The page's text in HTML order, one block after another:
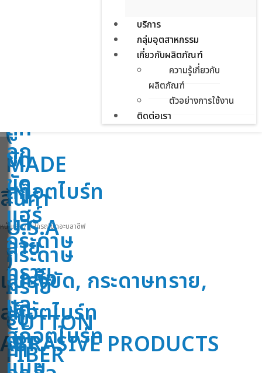
บริการ
กลุ่มอุตสาหกรรม
เกี่ยวกับผลิตภัณฑ์
ความรู้เกี่ยวกับ
ผลิตภัณฑ์
ตัวอย่างการใช้งาน
ติดต่อเรา
สินค้า
หน้าแรก/ อุปกรณ์ขัดอะบลาซีฟ
แปรงขัด, กระดาษทราย,
สก็อตไบร์ท
ABRASIVE PRODUCTS
(
MADE
IN
U.S.A
)
-
CUTTON
FIBER
ลูก
ขัด
สก็อตไบร์ท
และ
กระดาษ
ทราย
รับ
ทำ
ลูก
ขัด
แฮร์
ลาย
ลูกล้อ
ขัด
เงา
กระดาษ
ทราย
และ
สก็อตไบร์ท